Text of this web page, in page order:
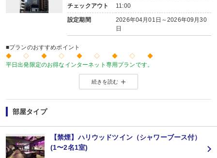
チェックアウト 11:00
設定期間
2026年04月01日～2026年09月30
日
■プランのおすすめポイント
◆ ◇ ◆ ◇ ◆ ◇ ◆ ◇ ◆
平日出発限定のお得なインターネット専用プランです。
価格を抑えたい！人が多い土日祝日を避けてゆったり旅をしたい！
◆ ◇ ◆ ◇ ◆ ◇ ◆ ◇ ◆
【連泊がお得♪】
２泊以上でお申し込みできる、お得なプランです。
※１泊でのご予約はできません
※すべての宿泊日が同一条件となります。
続きを読む
部屋タイプ
【禁煙】ハリウッドツイン（シャワーブース付）
(1〜2名1室)